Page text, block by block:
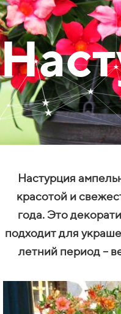
Настурция
красотой и
года. Это
подходит для
летний период –